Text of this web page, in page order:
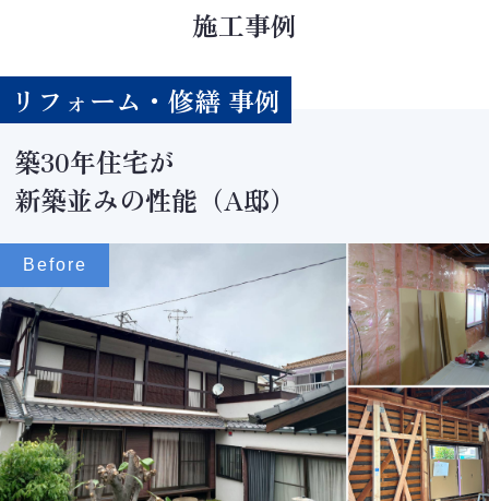
施工事例
リフォーム・修繕 事例
築30年住宅が
新築並みの性能（A邸）
Before